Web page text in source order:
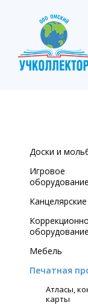
Доски и
Игровое
оборудование
оборудование
Мебель
Печатная
Атласы,
карты